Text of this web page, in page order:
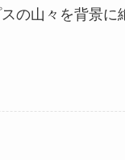
の山々を背景に